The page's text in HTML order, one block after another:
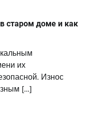
старом доме и как
их
Износ
[…]